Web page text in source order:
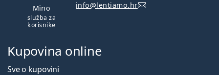
Mino
služba za
korisnike
info@lentiamo.hr
Kupovina online
Sve o kupovini